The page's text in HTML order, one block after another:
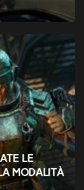
le
modalità